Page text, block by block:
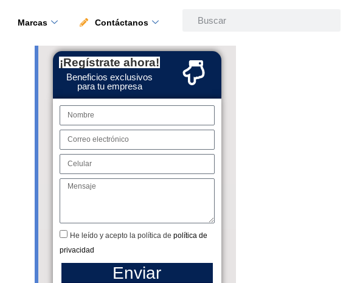
Marcas Contáctanos
¡Regístrate ahora!
Beneficios exclusivos
para tu empresa
He leído y acepto la política de política de
privacidad
Enviar